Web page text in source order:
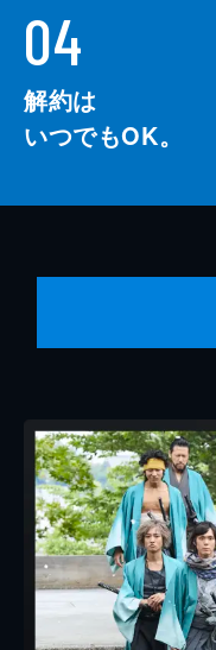
04
解約は
いつでもOK。